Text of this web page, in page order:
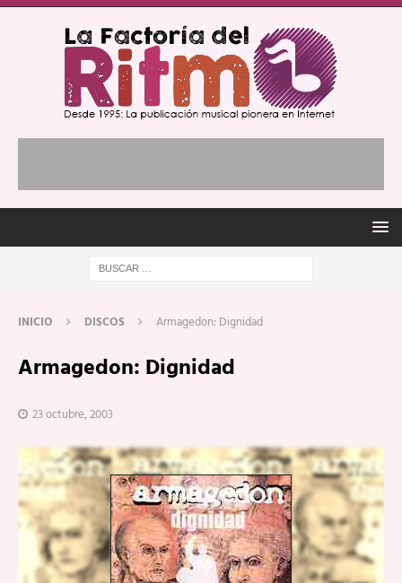
INICIO DISCOS Armagedon: Dignidad
Armagedon: Dignidad
23 octubre, 2003